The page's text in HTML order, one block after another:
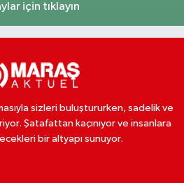
için tıklayın
sizleri buluştururken, sadelik ve
Şatafattan kaçınıyor ve insanlara
bir altyapı sunuyor.